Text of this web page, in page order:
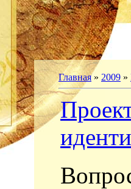
Главная» 2009 »